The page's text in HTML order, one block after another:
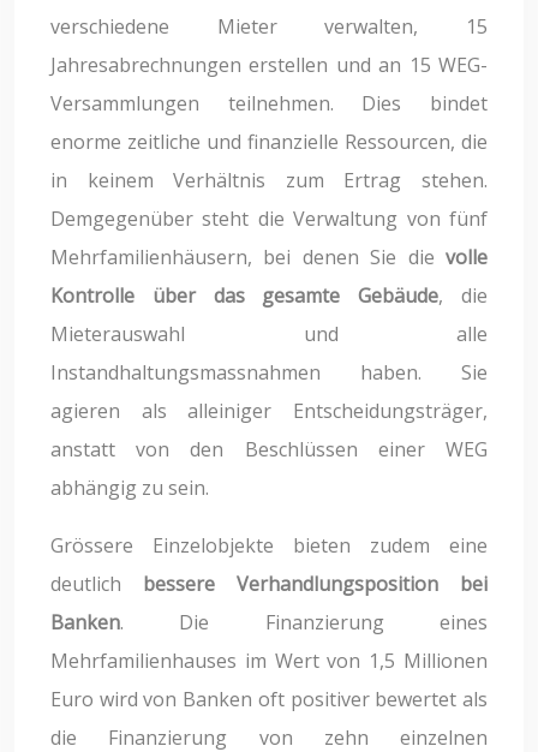
verschiedene Mieter verwalten, 15
Jahresabrechnungen erstellen und an 15 WEG-
Versammlungen teilnehmen. Dies bindet
enorme zeitliche und finanzielle Ressourcen, die
in keinem Verhältnis zum Ertrag stehen.
Demgegenüber steht die Verwaltung von fünf
Mehrfamilienhäusern, bei denen Sie die volle
Kontrolle über das gesamte Gebäude, die
Mieterauswahl und alle
Instandhaltungsmassnahmen haben. Sie
agieren als alleiniger Entscheidungsträger,
anstatt von den Beschlüssen einer WEG
abhängig zu sein.
Grössere Einzelobjekte bieten zudem eine
deutlich bessere Verhandlungsposition bei
Banken. Die Finanzierung eines
Mehrfamilienhauses im Wert von 1,5 Millionen
Euro wird von Banken oft positiver bewertet als
die Finanzierung von zehn einzelnen